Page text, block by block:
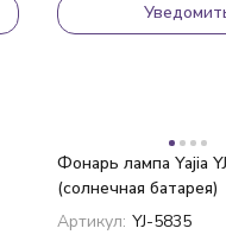
Фонарь лампа Yajia
(солнечная батарея)
Артикул: YJ-5835